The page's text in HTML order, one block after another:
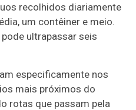
recolhidos diariamente
um contêiner e meio.
ultrapassar seis
especificamente nos
mais próximos do
rotas que passam pela